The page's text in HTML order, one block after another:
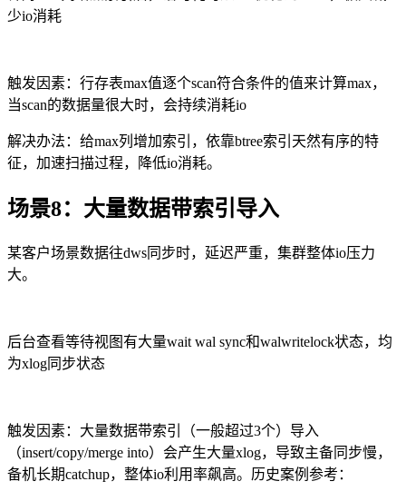
少io消耗
触发因素：行存表max值逐个scan符合条件的值来计算max，
当scan的数据量很大时，会持续消耗io
解决办法：给max列增加索引，依靠btree索引天然有序的特
征，加速扫描过程，降低io消耗。
场景8：大量数据带索引导入
某客户场景数据往dws同步时，延迟严重，集群整体io压力
大。
后台查看等待视图有大量wait wal sync和walwritelock状态，均
为xlog同步状态
触发因素：大量数据带索引（一般超过3个）导入
（insert/copy/merge into）会产生大量xlog，导致主备同步慢，
备机长期catchup，整体io利用率飙高。历史案例参考：